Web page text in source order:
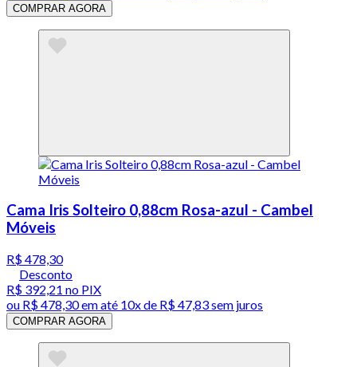
COMPRAR AGORA
Cama Iris Solteiro 0,88cm Rosa-azul - Cambel
Móveis
R$ 478,30
Desconto
R$ 392,21 no PIX
ou R$ 478,30em até 10x de R$ 47,83 sem juros
COMPRAR AGORA